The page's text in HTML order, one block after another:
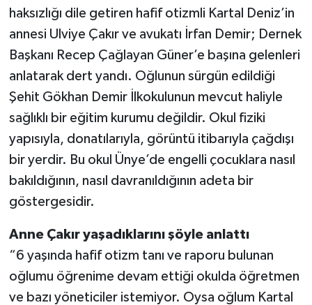
haksızlığı dile getiren hafif otizmli Kartal Deniz’in
annesi Ulviye Çakır ve avukatı İrfan Demir; Dernek
Başkanı Recep Çağlayan Güner’e başına gelenleri
anlatarak dert yandı. Oğlunun sürgün edildiği
Şehit Gökhan Demir İlkokulunun mevcut haliyle
sağlıklı bir eğitim kurumu değildir. Okul fiziki
yapısıyla, donatılarıyla, görüntü itibarıyla çağdışı
bir yerdir. Bu okul Ünye’de engelli çocuklara nasıl
bakıldığının, nasıl davranıldığının adeta bir
göstergesidir.
Anne Çakır yaşadıklarını şöyle anlattı
“6 yaşında hafif otizm tanı ve raporu bulunan
oğlumu öğrenime devam ettiği okulda öğretmen
ve bazı yöneticiler istemiyor. Oysa oğlum Kartal